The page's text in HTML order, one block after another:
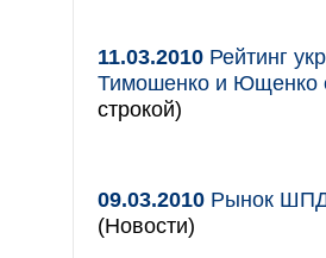
11.03.2010 Рейтинг
Тимошенко и Ющенко
строкой)
09.03.2010 Рынок ШПД
(Новости)